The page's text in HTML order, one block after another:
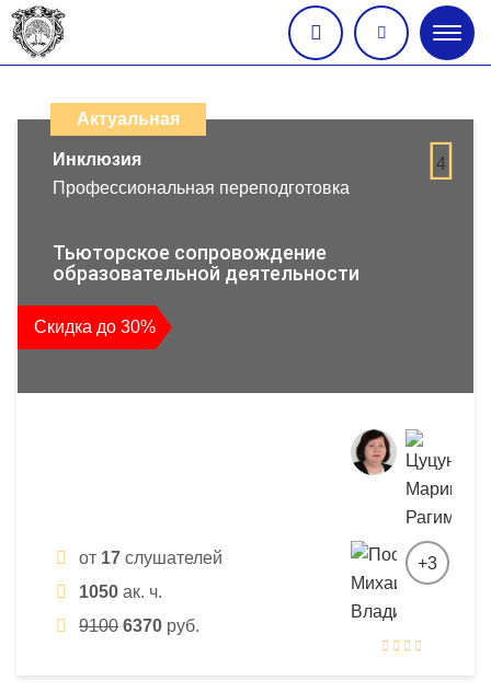
меню
дистанционных
образовательных
повышения
квалификации
и
профессиональной
Актуальная
4
Инклюзия
Профессиональная переподготовка
Тьюторское сопровождение
образовательной деятельности
Скидка до 30%
от 17 слушателей
1050 ак. ч.
9100 6370 руб.
+3